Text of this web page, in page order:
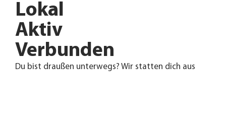
Lokal
Aktiv
Verbunden
Du bist draußen unterwegs? Wir statten dich aus